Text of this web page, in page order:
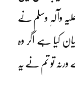
وآلہٖ وسلم نے
کیا ہے اگر وہ
تو تم نے یہ